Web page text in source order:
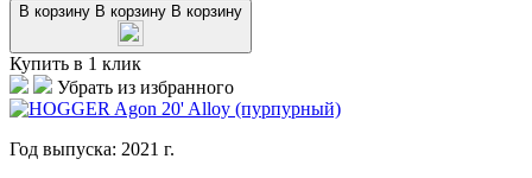
В корзину В корзину В корзину
Купить в 1 клик
Убрать из избранного
Год выпуска: 2021 г.